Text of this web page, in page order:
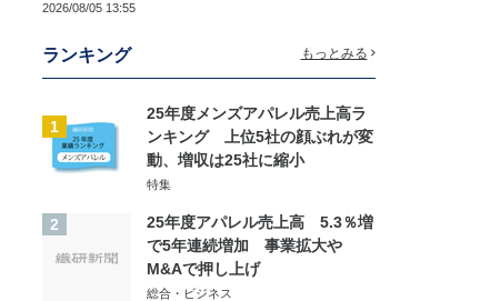
2026/08/05 13:55
ランキング もっとみる
1
25年度メンズアパレル売上高ラ
ンキング 上位5社の顔ぶれが変
動、増収は25社に縮小
特集
2
25年度アパレル売上高 5.3％増
で5年連続増加 事業拡大や
M&Aで押し上げ
総合・ビジネス